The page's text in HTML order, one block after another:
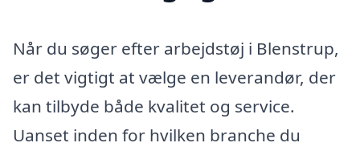
Når du søger efter arbejdstøj i Blenstrup,
er det vigtigt at vælge en leverandør, der
kan tilbyde både kvalitet og service.
Uanset inden for hvilken branche du